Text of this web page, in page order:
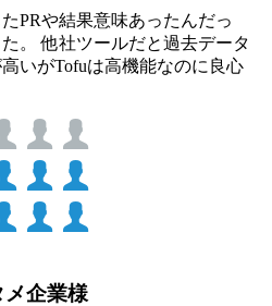
PRや結果意味あったんだっ
。 他社ツールだと過去データ
いがTofuは高機能なのに良心
企業様